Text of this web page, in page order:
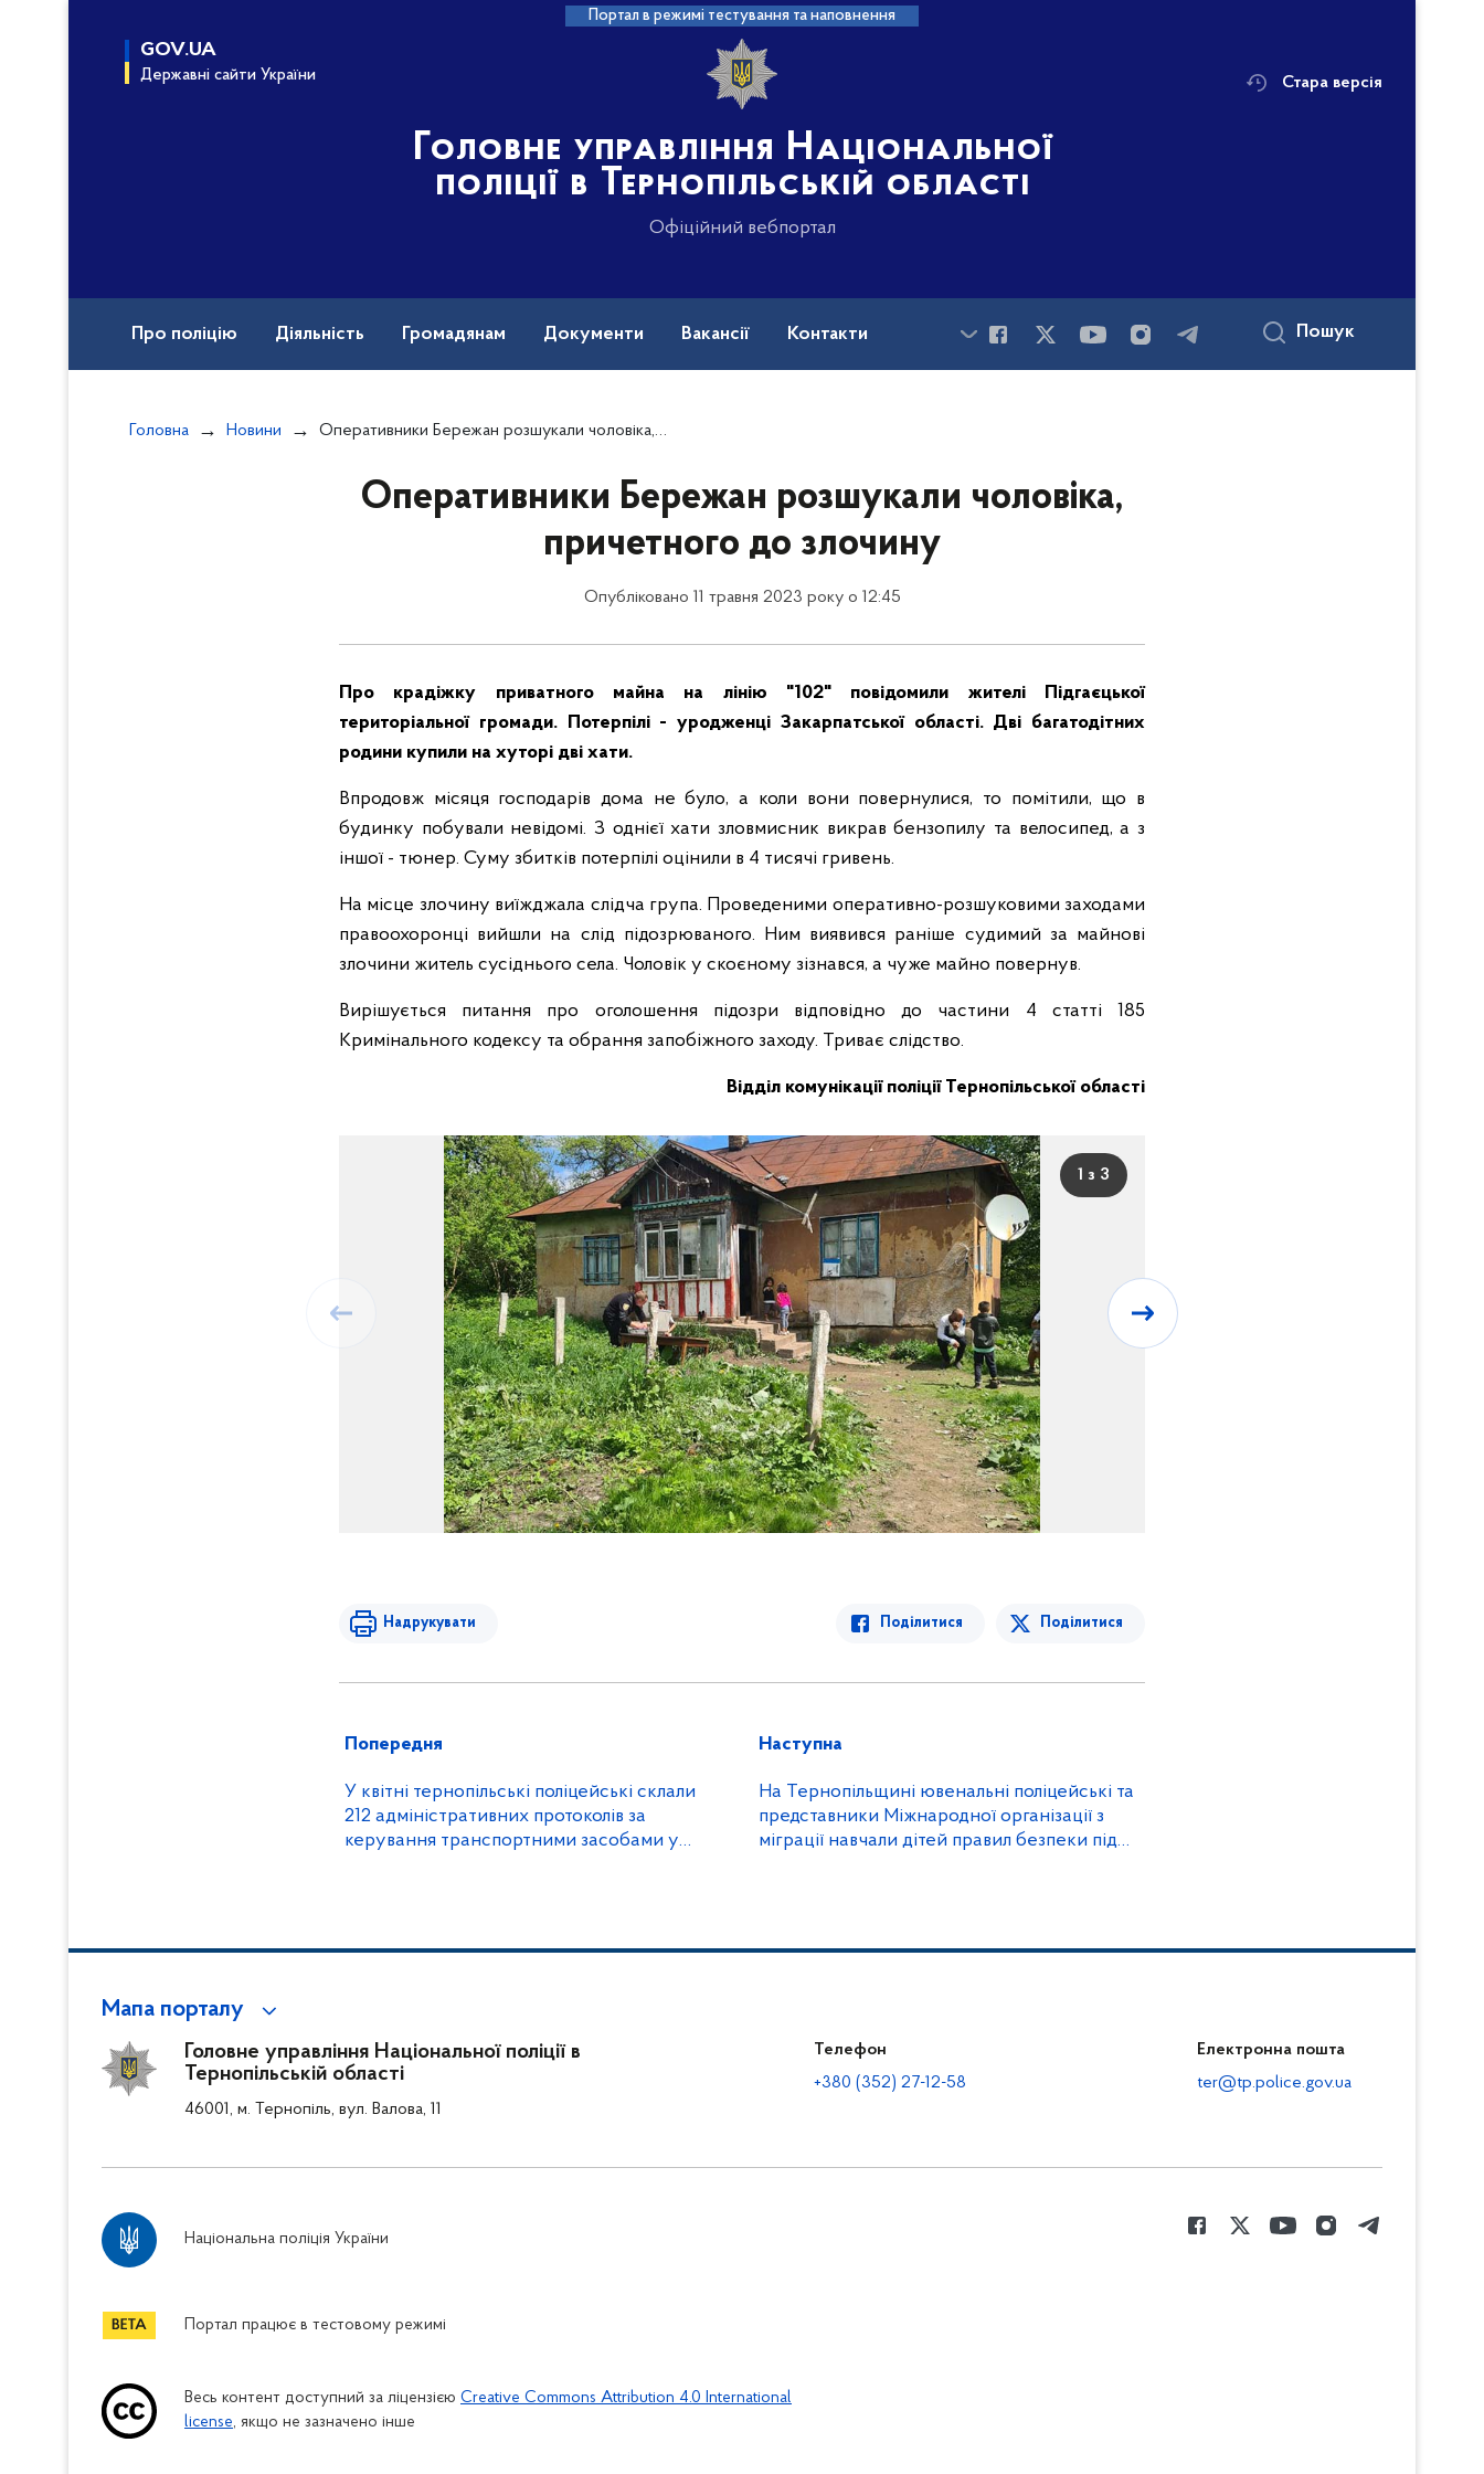
Портал в режимі тестування та наповнення
GOV.UA
Державні сайти України
Головне управління Національної
поліції в Тернопільській області
Офіційний вебпортал
Стара версія
Про поліцію Діяльність Громадянам Документи Вакансії Контакти Пошук
Головна Новини Оперативники Бережан розшукали чоловіка, причетного до злочину
Оперативники Бережан розшукали чоловіка,
причетного до злочину
Опубліковано 11 травня 2023 року о 12:45
Про крадіжку приватного майна на лінію "102" повідомили жителі Підгаєцької
територіальної громади. Потерпілі - уродженці Закарпатської області. Дві багатодітних
родини купили на хуторі дві хати.
Впродовж місяця господарів дома не було, а коли вони повернулися, то помітили, що в
будинку побували невідомі. З однієї хати зловмисник викрав бензопилу та велосипед, а з
іншої - тюнер. Суму збитків потерпілі оцінили в 4 тисячі гривень.
На місце злочину виїжджала слідча група. Проведеними оперативно-розшуковими заходами
правоохоронці вийшли на слід підозрюваного. Ним виявився раніше судимий за майнові
злочини житель сусіднього села. Чоловік у скоєному зізнався, а чуже майно повернув.
Вирішується питання про оголошення підозри відповідно до частини 4 статті 185
Кримінального кодексу та обрання запобіжного заходу. Триває слідство.
Відділ комунікації поліції Тернопільської області
1 з 3
Надрукувати Поділитися Поділитися
Попередня
У квітні тернопільські поліцейські склали
212 адміністративних протоколів за
керування транспортними засобами у
Наступна
На Тернопільщині ювенальні поліцейські та
представники Міжнародної організації з
міграції навчали дітей правил безпеки під
Мапа порталу
Головне управління Національної поліції в
Тернопільській області
46001, м. Тернопіль, вул. Валова, 11
Телефон
+380 (352) 27-12-58
Електронна пошта
ter@tp.police.gov.ua
Національна поліція України
Портал працює в тестовому режимі
Весь контент доступний за ліцензією Creative Commons Attribution 4.0 International
license, якщо не зазначено інше